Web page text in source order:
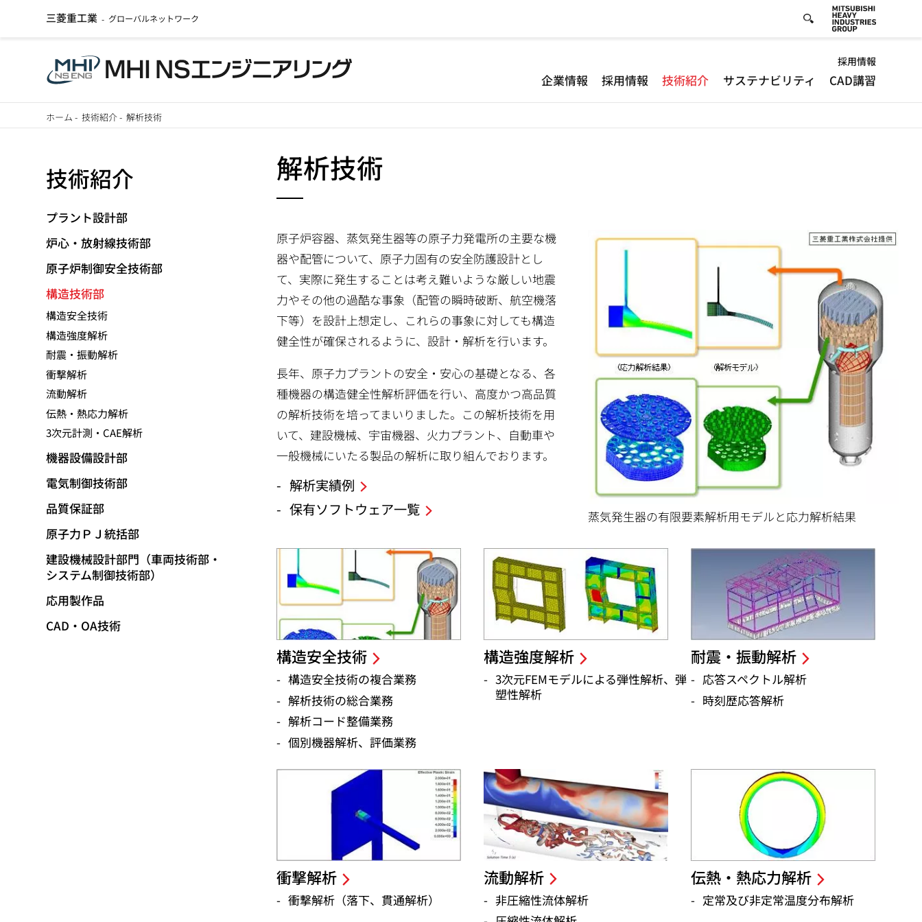
イ
三菱重工業 - グローバルネットワーク
Default
-
Header
採用情報
企業情報 採用情報 技術紹介 サステナビリティ CAD講習
ホーム -技術紹介-解析技術
解析技術
原子炉容器、蒸気発生器等の原子力発電所の主要な機
器や配管について、原子力固有の安全防護設計とし
て、実際に発生することは考え難いような厳しい地震
力やその他の過酷な事象（配管の瞬時破断、航空機落
下等）を設計上想定し、これらの事象に対しても構造
健全性が確保されるように、設計・解析を行います。
長年、原子力プラントの安全・安心の基礎となる、各
種機器の構造健全性解析評価を行い、高度かつ高品質
の解析技術を培ってまいりました。この解析技術を用
いて、建設機械、宇宙機器、火力プラント、自動車や
一般機械にいたる製品の解析に取り組んでおります。
解析実績例
保有ソフトウェア一覧
蒸気発生器の有限要素解析用モデルと応力解析結果
構造安全技術
構造安全技術の複合業務
解析技術の総合業務
解析コード整備業務
個別機器解析、評価業務
構造強度解析
3次元FEMモデルによる弾性解析、弾
塑性解析
耐震・振動解析
応答スペクトル解析
時刻歴応答解析
衝撃解析
衝撃解析（落下、貫通解析）
流動解析
非圧縮性流体解析
伝熱・熱応力解析
定常及び非定常温度分布解析
技術紹介
プラント設計部
炉心・放射線技術部
原子炉制御安全技術部
構造技術部
構造安全技術
構造強度解析
耐震・振動解析
衝撃解析
流動解析
伝熱・熱応力解析
3次元計測・CAE解析
機器設備設計部
電気制御技術部
品質保証部
原子力ＰＪ統括部
建設機械設計部門（車両技術部・
システム制御技術部）
応用製作品
CAD・OA技術